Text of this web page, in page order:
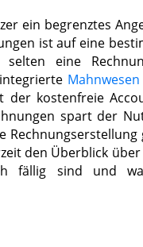
ein begrenztes
ist auf eine
eine
Mahnwesen
kostenfreie
spart der
den Überblick
fällig sind und